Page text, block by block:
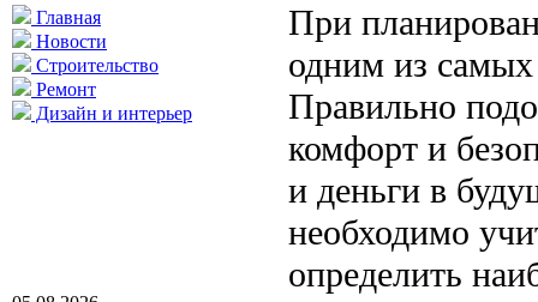
Главная
Новости
Строительство
Ремонт
Дизайн и интерьер
При
одним из самых
Правильно
комфорт и
и деньги в
необходимо
определить